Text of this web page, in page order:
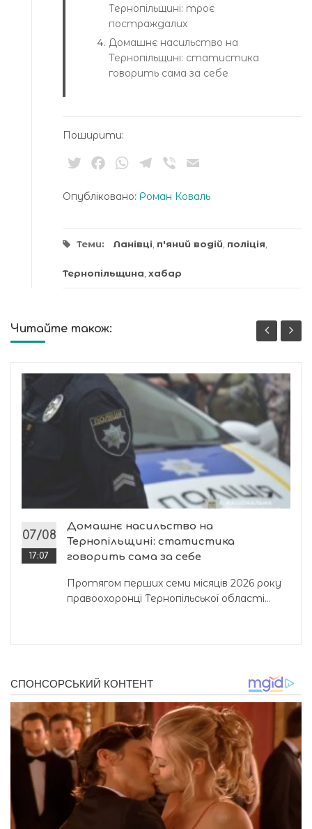
Тернопільщині: троє
постраждалих
Домашнє насильство на
Тернопільщині: статистика
говорить сама за себе
Поширити:
TwitterFacebookWhatsApp
Telegram
Viber
Опубліковано: Роман Коваль
Теми: Ланівці п'яний водій поліція
Тернопільщина хабар
Читайте також:
07/08
17:07
Домашнє насильство на
Тернопільщині: статистика
говорить сама за себе
Протягом перших семи місяців 2026 року
правоохоронці Тернопільської області...